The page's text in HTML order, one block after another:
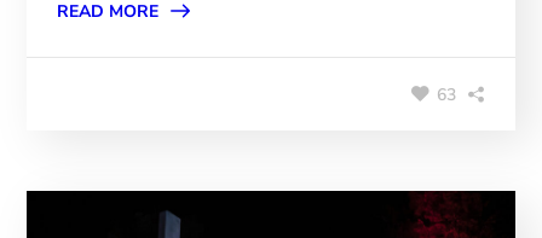
READ MORE
63